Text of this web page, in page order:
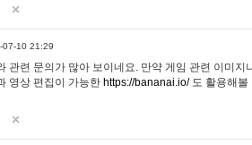
07-10 21:29
관련 문의가 많아 보이네요. 만약 게임 관련 이미지
영상 편집이 가능한 https://bananai.io/도 활용해볼